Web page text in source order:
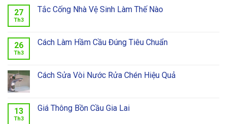
27
Th3
Tắc Cống Nhà Vệ Sinh Làm Thế Nào
26
Th3
Cách Làm Hầm Cầu Đúng Tiêu Chuẩn
Cách Sửa Vòi Nước Rửa Chén Hiệu Quả
13
Th3
Giá Thông Bồn Cầu Gia Lai